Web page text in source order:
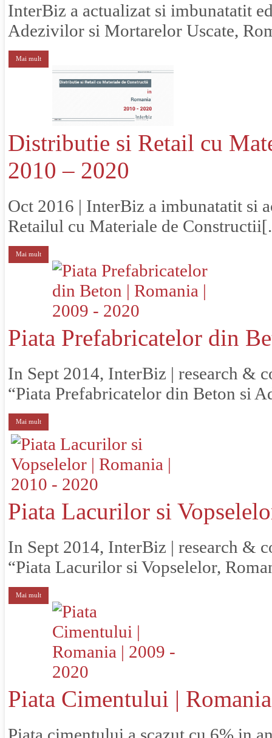
InterBiz a actualizat si imbunatatit
Adezivilor si Mortarelor Uscate,
Mai mult
Distributie si Retail cu
2010 – 2020
Oct 2016 | InterBiz a imbunatatit si
Retailul cu Materiale de
Mai mult
Piata Prefabricatelor din
In Sept 2014, InterBiz | research &
“Piata Prefabricatelor din Beton si
Mai mult
Piata Lacurilor si
In Sept 2014, InterBiz | research &
“Piata Lacurilor si Vopselelor,
Mai mult
Piata Cimentului |